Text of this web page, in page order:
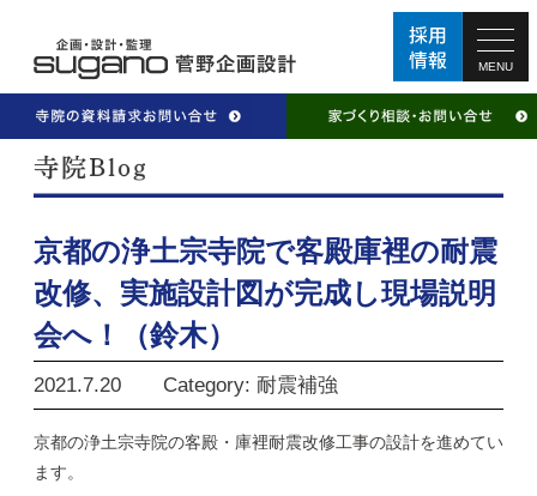
MENU
京都の浄土宗寺院で客殿庫裡の耐震
改修、実施設計図が完成し現場説明
会へ！（鈴木）
2021.7.20 Category: 耐震補強
京都の浄土宗寺院の客殿・庫裡耐震改修工事の設計を進めてい
ます。